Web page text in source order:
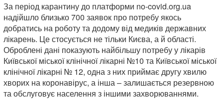
За період карантину до платформи no-covid.org.ua
надійшло близько 700 заявок про потребу якось
добратись на роботу та додому від медиків державних
лікарень. Це стосується не тільки Києва, а й області.
Оброблені дані показують найбільшу потребу у лікарів
Київської міської клінічної лікарні №10 та Київської міської
клінічної лікарні № 12, одна з них приймає другу хвилю
хворих на коронавірус, а інша – залишається резервною
та обслуговує населення з іншими захворюваннями.